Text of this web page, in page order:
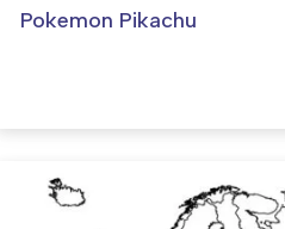
Pokemon Pikachu